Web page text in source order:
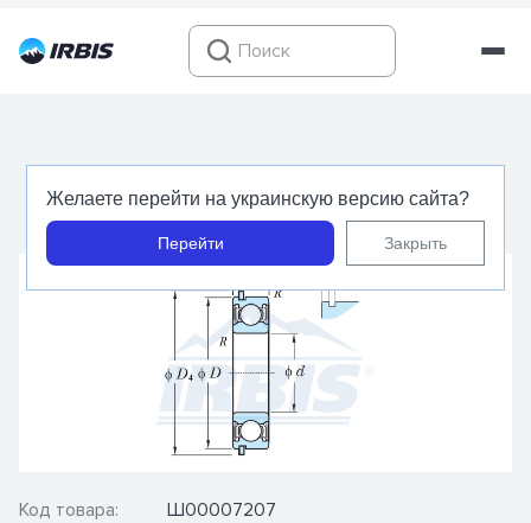
Желаете перейти на украинскую версию сайта?
Перейти Закрыть
6206 2RS NR - KOYO - Подшипник шариковый
радиальный
Код товара:
Ш00007207